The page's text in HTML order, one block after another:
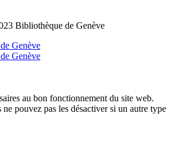
Bibliothèque de Genève
au bon fonctionnement du site web.
pouvez pas les désactiver si un autre type